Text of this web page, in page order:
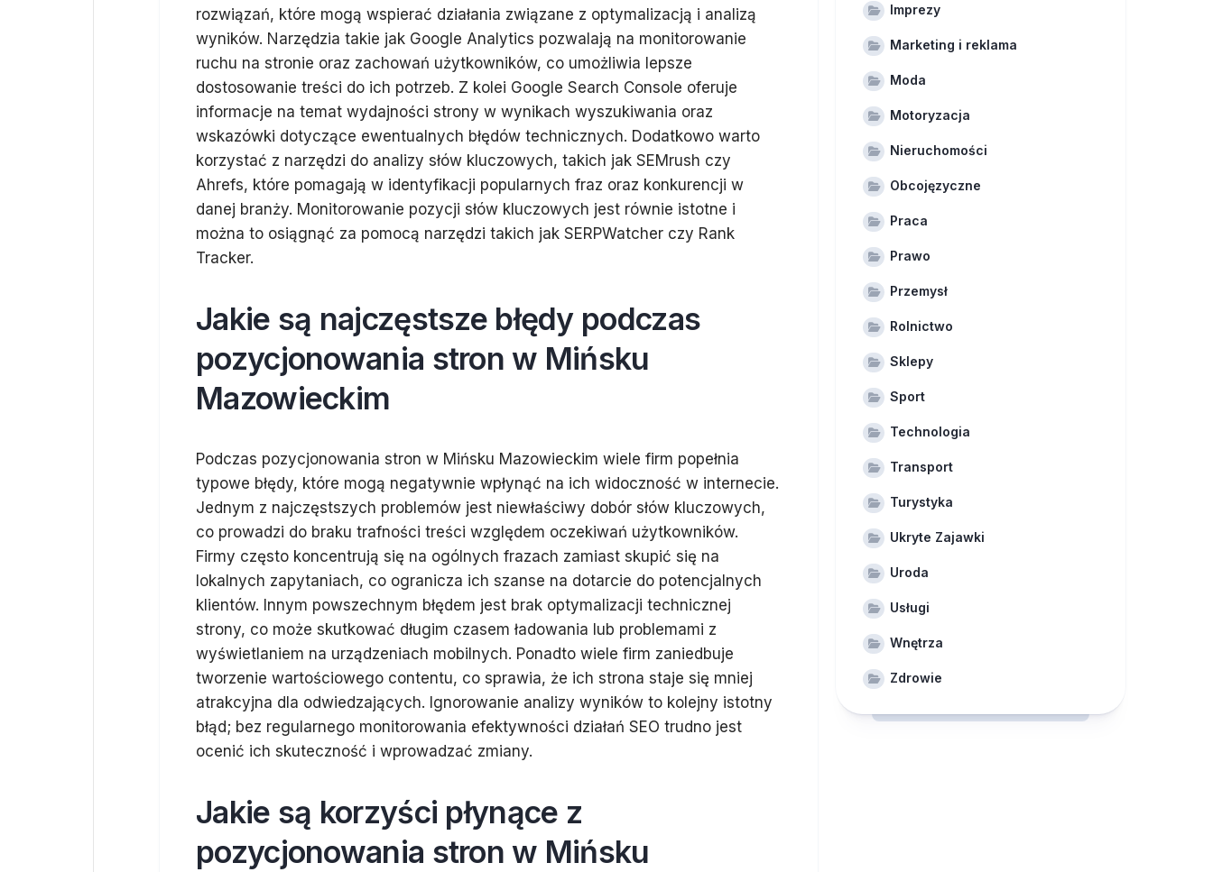
rozwiązań, które mogą wspierać działania związane z optymalizacją i analizą
wyników. Narzędzia takie jak Google Analytics pozwalają na monitorowanie
ruchu na stronie oraz zachowań użytkowników, co umożliwia lepsze
dostosowanie treści do ich potrzeb. Z kolei Google Search Console oferuje
informacje na temat wydajności strony w wynikach wyszukiwania oraz
wskazówki dotyczące ewentualnych błędów technicznych. Dodatkowo warto
korzystać z narzędzi do analizy słów kluczowych, takich jak SEMrush czy
Ahrefs, które pomagają w identyfikacji popularnych fraz oraz konkurencji w
danej branży. Monitorowanie pozycji słów kluczowych jest równie istotne i
można to osiągnąć za pomocą narzędzi takich jak SERPWatcher czy Rank
Tracker.
Jakie są najczęstsze błędy podczas
pozycjonowania stron w Mińsku
Mazowieckim
Podczas pozycjonowania stron w Mińsku Mazowieckim wiele firm popełnia
typowe błędy, które mogą negatywnie wpłynąć na ich widoczność w internecie.
Jednym z najczęstszych problemów jest niewłaściwy dobór słów kluczowych,
co prowadzi do braku trafności treści względem oczekiwań użytkowników.
Firmy często koncentrują się na ogólnych frazach zamiast skupić się na
lokalnych zapytaniach, co ogranicza ich szanse na dotarcie do potencjalnych
klientów. Innym powszechnym błędem jest brak optymalizacji technicznej
strony, co może skutkować długim czasem ładowania lub problemami z
wyświetlaniem na urządzeniach mobilnych. Ponadto wiele firm zaniedbuje
tworzenie wartościowego contentu, co sprawia, że ich strona staje się mniej
atrakcyjna dla odwiedzających. Ignorowanie analizy wyników to kolejny istotny
błąd; bez regularnego monitorowania efektywności działań SEO trudno jest
ocenić ich skuteczność i wprowadzać zmiany.
Jakie są korzyści płynące z
pozycjonowania stron w Mińsku
Imprezy
Marketing i reklama
Moda
Motoryzacja
Nieruchomości
Obcojęzyczne
Praca
Prawo
Przemysł
Rolnictwo
Sklepy
Sport
Technologia
Transport
Turystyka
Ukryte Zajawki
Uroda
Usługi
Wnętrza
Zdrowie